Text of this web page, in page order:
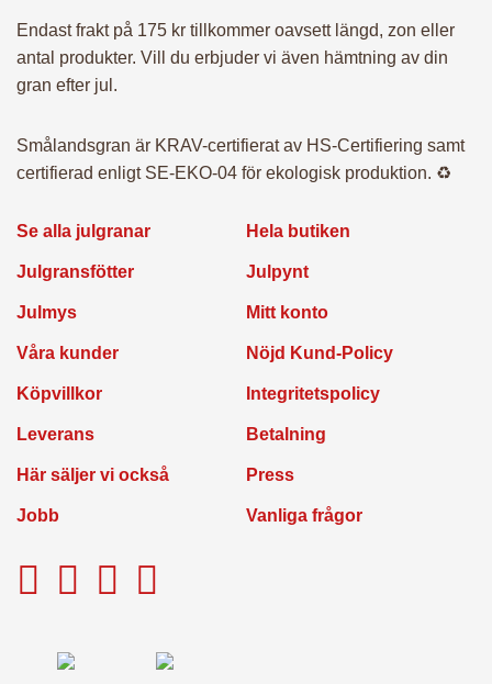
– BRF-Paket
– Utomhuspaket
– Julgran till dina
anställda
Leverans
Här säljer vi också
Granskötsel &
Julgranstips
Om oss
Vanliga frågor
Endast frakt på 175 kr tillkommer oavsett längd, zon eller
antal produkter. Vill du erbjuder vi även hämtning av din
gran efter jul.
Smålandsgran är KRAV-certifierat av HS-Certifiering samt
certifierad enligt SE-EKO-04 för ekologisk produktion. ♻️
Se alla julgranar Hela butiken
Julgransfötter Julpynt
Julmys Mitt konto
Våra kunder Nöjd Kund-Policy
Köpvillkor Integritetspolicy
Leverans Betalning
Här säljer vi också Press
Jobb Vanliga frågor